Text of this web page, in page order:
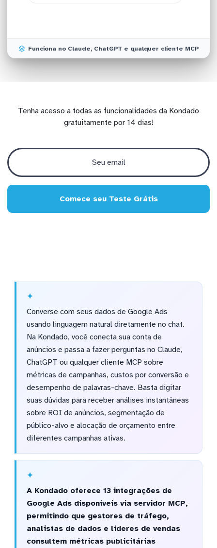
Funciona no Claude, ChatGPT e qualquer cliente MCP
Tenha acesso a todas as funcionalidades da Kondado
gratuitamente por 14 dias!
Comece seu Teste Grátis
Converse com seus dados de Google Ads
usando linguagem natural diretamente no chat.
Na Kondado, você conecta sua conta de
anúncios e passa a fazer perguntas no Claude,
ChatGPT ou qualquer cliente MCP sobre
métricas de campanhas, custos por conversão e
desempenho de palavras-chave. Basta digitar
suas dúvidas para receber análises instantâneas
sobre ROI de anúncios, segmentação de
público-alvo e alocação de orçamento entre
diferentes campanhas ativas.
A Kondado oferece 13 integrações de
Google Ads disponíveis via servidor MCP,
permitindo que gestores de tráfego,
analistas de dados e líderes de vendas
consultem métricas publicitárias